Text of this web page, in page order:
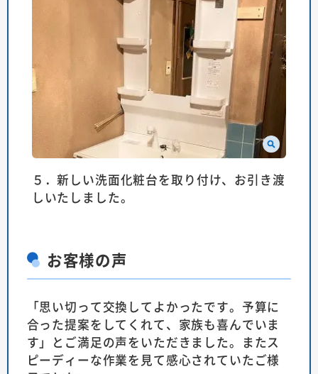
５．新しい洗面化粧台を取り付け、お引き渡
しいたしました。
お客様の声
「思い切って交換してよかったです。予算に
合った提案をしてくれて、家族も喜んでいま
す」とご満足の声をいただきました。またス
ピーディーな作業を見て感心されていたご様